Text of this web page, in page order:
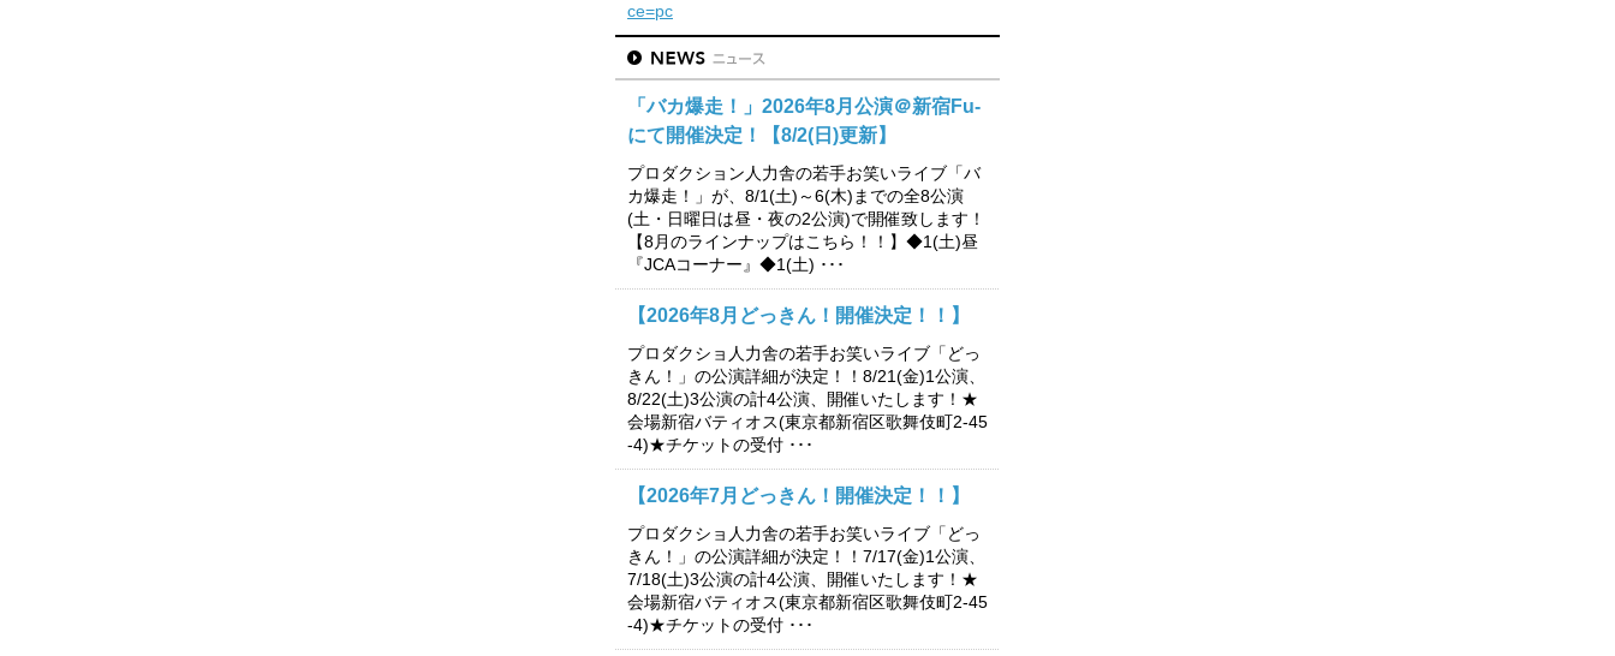
ce=pc
「バカ爆走！」2026年8月公演＠新宿Fu-
にて開催決定！【8/2(日)更新】
プロダクション人力舎の若手お笑いライブ「バ
カ爆走！」が、8/1(土)～6(木)までの全8公演
(土・日曜日は昼・夜の2公演)で開催致します！
【8月のラインナップはこちら！！】◆1(土)昼
『JCAコーナー』◆1(土) ･･･
【2026年8月どっきん！開催決定！！】
プロダクショ人力舎の若手お笑いライブ「どっ
きん！」の公演詳細が決定！！8/21(金)1公演、
8/22(土)3公演の計4公演、開催いたします！★
会場新宿バティオス(東京都新宿区歌舞伎町2-45
-4)★チケットの受付 ･･･
【2026年7月どっきん！開催決定！！】
プロダクショ人力舎の若手お笑いライブ「どっ
きん！」の公演詳細が決定！！7/17(金)1公演、
7/18(土)3公演の計4公演、開催いたします！★
会場新宿バティオス(東京都新宿区歌舞伎町2-45
-4)★チケットの受付 ･･･